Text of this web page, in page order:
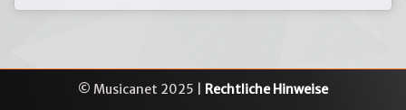
© Musicanet 2025 | Rechtliche Hinweise